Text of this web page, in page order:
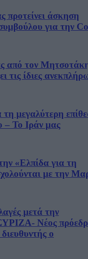
άσκηση
για την
από τον
τις ίδιες
μεγαλύτερη
– Το Ιράν μας
«Ελπίδα για τη
με την
μετά την
Νέος
ο